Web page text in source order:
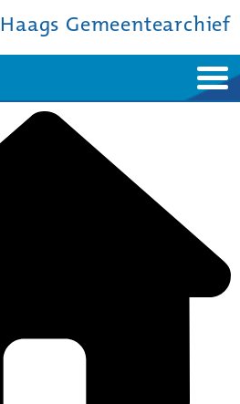
Haags Gemeentearchief